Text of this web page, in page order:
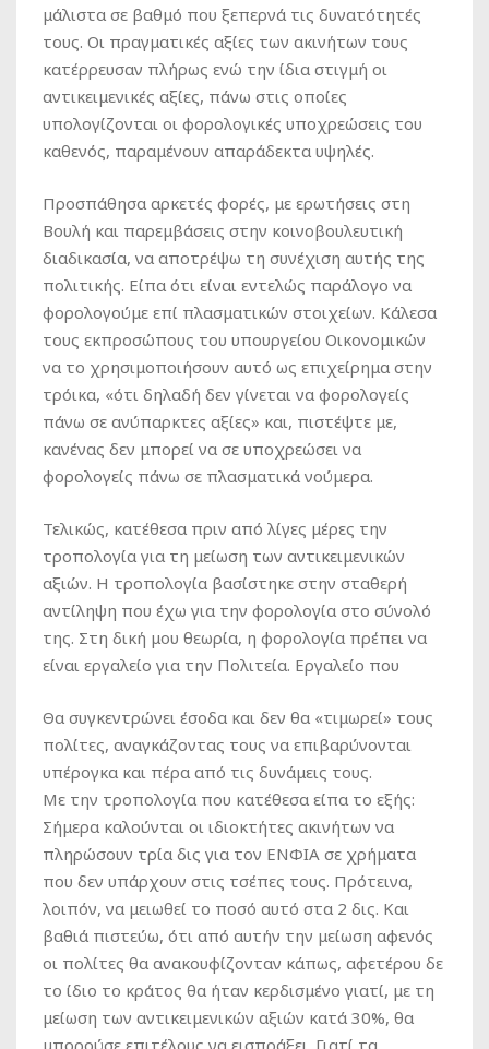
μάλιστα σε βαθμό που ξεπερνά τις δυνατότητές
τους. Οι πραγματικές αξίες των ακινήτων τους
κατέρρευσαν πλήρως ενώ την ίδια στιγμή οι
αντικειμενικές αξίες, πάνω στις οποίες
υπολογίζονται οι φορολογικές υποχρεώσεις του
καθενός, παραμένουν απαράδεκτα υψηλές.
Προσπάθησα αρκετές φορές, με ερωτήσεις στη
Βουλή και παρεμβάσεις στην κοινοβουλευτική
διαδικασία, να αποτρέψω τη συνέχιση αυτής της
πολιτικής. Είπα ότι είναι εντελώς παράλογο να
φορολογούμε επί πλασματικών στοιχείων. Κάλεσα
τους εκπροσώπους του υπουργείου Οικονομικών
να το χρησιμοποιήσουν αυτό ως επιχείρημα στην
τρόικα, «ότι δηλαδή δεν γίνεται να φορολογείς
πάνω σε ανύπαρκτες αξίες» και, πιστέψτε με,
κανένας δεν μπορεί να σε υποχρεώσει να
φορολογείς πάνω σε πλασματικά νούμερα.
Τελικώς, κατέθεσα πριν από λίγες μέρες την
τροπολογία για τη μείωση των αντικειμενικών
αξιών. Η τροπολογία βασίστηκε στην σταθερή
αντίληψη που έχω για την φορολογία στο σύνολό
της. Στη δική μου θεωρία, η φορολογία πρέπει να
είναι εργαλείο για την Πολιτεία. Εργαλείο που
Θα συγκεντρώνει έσοδα και δεν θα «τιμωρεί» τους
πολίτες, αναγκάζοντας τους να επιβαρύνονται
υπέρογκα και πέρα από τις δυνάμεις τους.
Με την τροπολογία που κατέθεσα είπα το εξής:
Σήμερα καλούνται οι ιδιοκτήτες ακινήτων να
πληρώσουν τρία δις για τον ΕΝΦΙΑ σε χρήματα
που δεν υπάρχουν στις τσέπες τους. Πρότεινα,
λοιπόν, να μειωθεί το ποσό αυτό στα 2 δις. Και
βαθιά πιστεύω, ότι από αυτήν την μείωση αφενός
οι πολίτες θα ανακουφίζονταν κάπως, αφετέρου δε
το ίδιο το κράτος θα ήταν κερδισμένο γιατί, με τη
μείωση των αντικειμενικών αξιών κατά 30%, θα